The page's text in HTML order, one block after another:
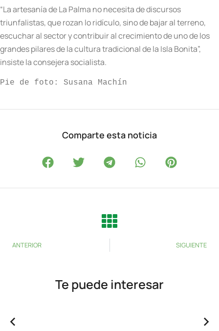
“La artesanía de La Palma no necesita de discursos
triunfalistas, que rozan lo ridículo, sino de bajar al terreno,
escuchar al sector y contribuir al crecimiento de uno de los
grandes pilares de la cultura tradicional de la Isla Bonita”,
insiste la consejera socialista.
Pie de foto: Susana Machín
Comparte esta noticia
ANTERIOR SIGUIENTE
Te puede interesar